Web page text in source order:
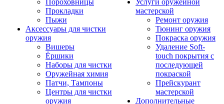
Пороховницы
Прокладки
Пыжи
Аксессуары для чистки
оружия
Вишеры
Ёршики
Наборы для чистки
Оружейная химия
Патчи, Тампоны
Центры для чистки
оружия
Услуги оружейной
мастерской
Ремонт оружия
Тюнинг оружия
Покраска оружия
Удаление Soft-
touch покрытия с
последующей
покраской
Прейскурант
мастерской
Дополнительные